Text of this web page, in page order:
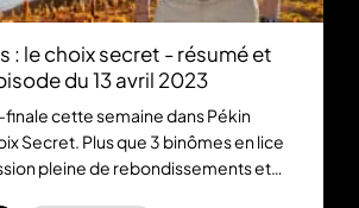
: le choix secret - résumé et
du 13 avril 2023
finale cette semaine dans Pékin
Secret. Plus que 3 binômes en lice
pleine de rebondissements et